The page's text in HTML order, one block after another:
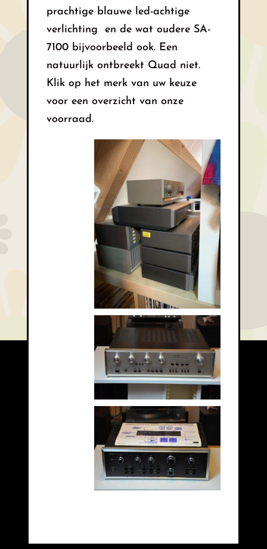
prachtige blauwe led-achtige
verlichting en de wat oudere SA-
7100 bijvoorbeeld ook. Een
natuurlijk ontbreekt Quad niet.
Klik op het merk van uw keuze
voor een overzicht van onze
voorraad.